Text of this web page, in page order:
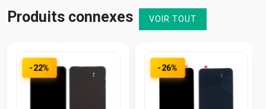
Produits connexes VOIR TOUT
-22% -26%